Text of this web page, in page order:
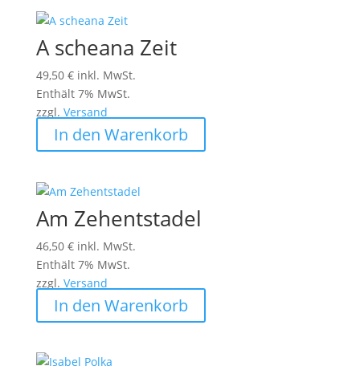
A scheana Zeit
49,50 € inkl. MwSt.
Enthält 7% MwSt.
zzgl. Versand
In den Warenkorb
Am Zehentstadel
46,50 € inkl. MwSt.
Enthält 7% MwSt.
zzgl. Versand
In den Warenkorb